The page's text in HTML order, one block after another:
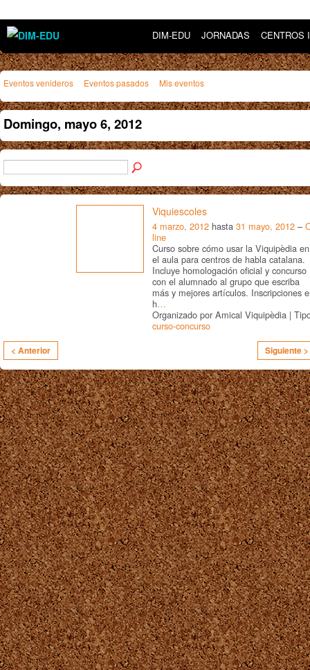
DIM-EDU JORNADAS CENTROS
Eventos venideros Eventos pasados Mis eventos
Domingo, mayo 6, 2012
Viquiescoles
4 marzo, 2012 hasta 31 mayo, 2012 –
line
Curso sobre cómo usar la Viquipèdia en
el aula para centros de habla catalana.
Incluye homologación oficial y concurso
con el alumnado al grupo que escriba
más y mejores artículos. Inscripciones
h…
Organizado por Amical Viquipèdia |
curso-concurso
< Anterior Siguiente >